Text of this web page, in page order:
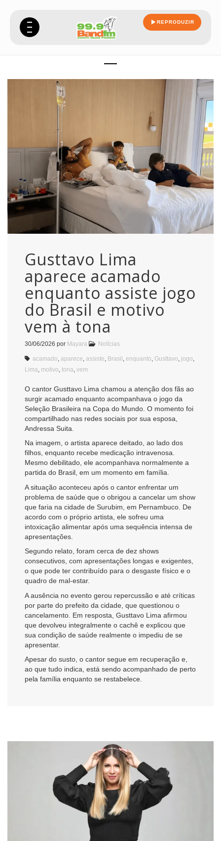
REPRODUZIR
Gusttavo Lima
aparece acamado
enquanto assiste jogo
do Brasil e motivo
vem à tona
30/06/2026 por Mayara Notícias
acamado, aparece, assiste, Brasil , enquanto, Gusttavo, jogo,
Lima, motivo, tona, vem
O cantor Gusttavo Lima chamou a atenção dos fãs ao
surgir acamado enquanto acompanhava o jogo da
Seleção Brasileira na Copa do Mundo. O momento foi
compartilhado nas redes sociais por sua esposa,
Andressa Suita.
Na imagem, o artista aparece deitado, ao lado dos
filhos, enquanto recebe medicação intravenosa.
Mesmo debilitado, ele acompanhava normalmente a
partida do Brasil, em um momento em família.
A situação aconteceu após o cantor enfrentar um
problema de saúde que o obrigou a cancelar um show
que faria na cidade de Surubim, em Pernambuco. De
acordo com o próprio artista, ele sofreu uma
intoxicação alimentar após uma sequência intensa de
apresentações.
Segundo relato, foram cerca de dez shows
consecutivos, com apresentações longas e exigentes,
o que pode ter contribuído para o desgaste físico e o
quadro de mal-estar.
A ausência no evento gerou repercussão e até críticas
por parte do prefeito da cidade, que questionou o
cancelamento. Em resposta, Gusttavo Lima afirmou
que devolveu integralmente o cachê e explicou que
sua condição de saúde realmente o impediu de se
apresentar.
Apesar do susto, o cantor segue em recuperação e,
ao que tudo indica, está sendo acompanhado de perto
pela família enquanto se restabelece.